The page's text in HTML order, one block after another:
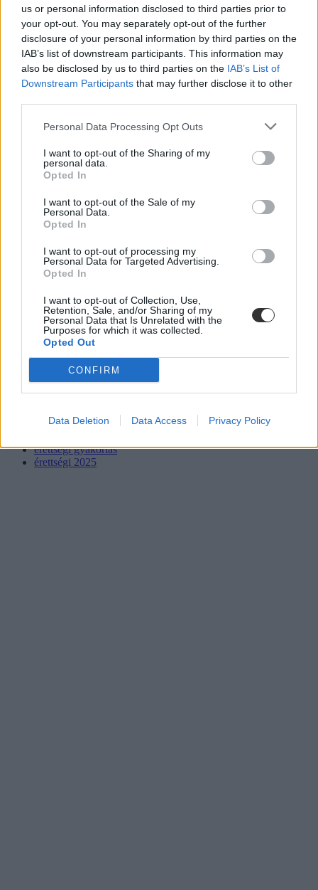
us or personal information disclosed to third parties prior to
your opt-out. You may separately opt-out of the further
disclosure of your personal information by third parties on the
IAB’s list of downstream participants. This information may
also be disclosed by us to third parties on the IAB’s List of
Downstream Participants that may further disclose it to other
Personal Data Processing Opt Outs
I want to opt-out of the Sharing of my
personal data.
Opted In
I want to opt-out of the Sale of my
Personal Data.
Opted In
I want to opt-out of processing my
Personal Data for Targeted Advertising.
Opted In
I want to opt-out of Collection, Use,
Retention, Sale, and/or Sharing of my
Personal Data that Is Unrelated with the
Purposes for which it was collected.
Opted Out
CONFIRM
Data Deletion Data Access Privacy Policy
gyakorlás
érettségi gyakorlás
érettségi 2025